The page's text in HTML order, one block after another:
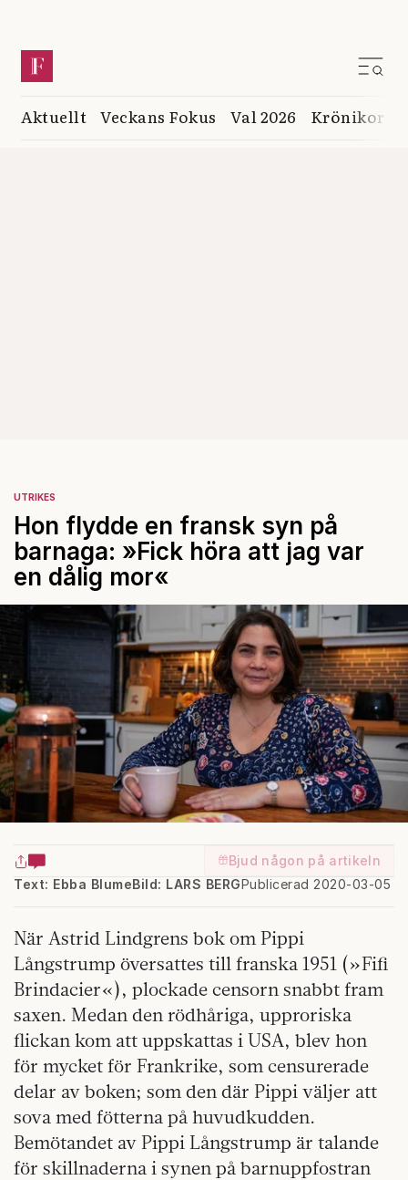
Aktuellt Veckans Fokus Val 2026 Krönikor
UTRIKES
Hon flydde en fransk syn på
barnaga: »Fick höra att jag var
en dålig mor«
Bjud någon på artikeln
Text: Ebba Blume
Publicerad 2020-03-05
Bild: LARS BERG
När Astrid Lindgrens bok om Pippi
Långstrump översattes till franska 1951 (»Fifi
Brindacier«), plockade censorn snabbt fram
saxen. Medan den rödhåriga, upproriska
flickan kom att uppskattas i USA, blev hon
för mycket för Frankrike, som censurerade
delar av boken; som den där Pippi väljer att
sova med fötterna på huvudkudden.
Bemötandet av Pippi Långstrump är talande
för skillnaderna i synen på barnuppfostran